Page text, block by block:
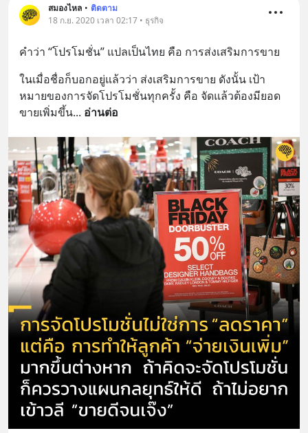
https://lin.ee/U91Fzyz
สมองไหล • ติดตาม
18 ก.ย. 2020 เวลา 02:17 • ธุรกิจ
คำว่า “โปรโมชั่น” แปลเป็นไทย คือ การส่งเสริมการขาย
ในเมื่อชื่อก็บอกอยู่แล้วว่า ส่งเสริมการขาย ดังนั้น เป้า
หมายของการจัดโปรโมชั่นทุกครั้ง คือ จัดแล้วต้องมียอด
ขายเพิ่มขึ้น... อ่านต่อ